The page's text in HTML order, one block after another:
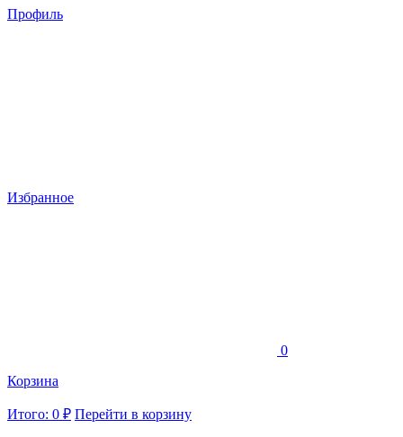
Профиль
Избранное
0
Корзина
Итого: 0 ₽ Перейти в корзину